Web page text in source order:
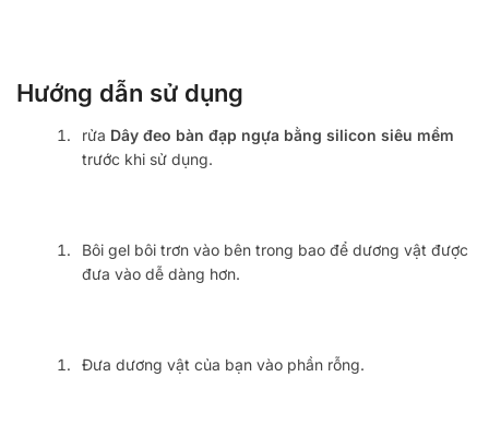
Hướng dẫn sử dụng
rửa Dây đeo bàn đạp ngựa bằng silicon siêu mềm
trước khi sử dụng.
Bôi gel bôi trơn vào bên trong bao để dương vật được
đưa vào dễ dàng hơn.
Đưa dương vật của bạn vào phần rỗng.